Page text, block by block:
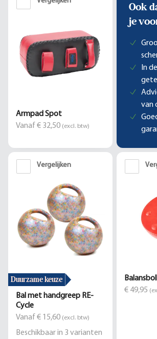
Armpad Spot
Vanaf € 32,50 (excl. btw)
Ook
je
In
van
Vergelijken
Duurzame keuze
Bal met handgreep RE-
Cycle
Vanaf € 15,60 (excl. btw)
Beschikbaar in 3 varianten
€ 49,95